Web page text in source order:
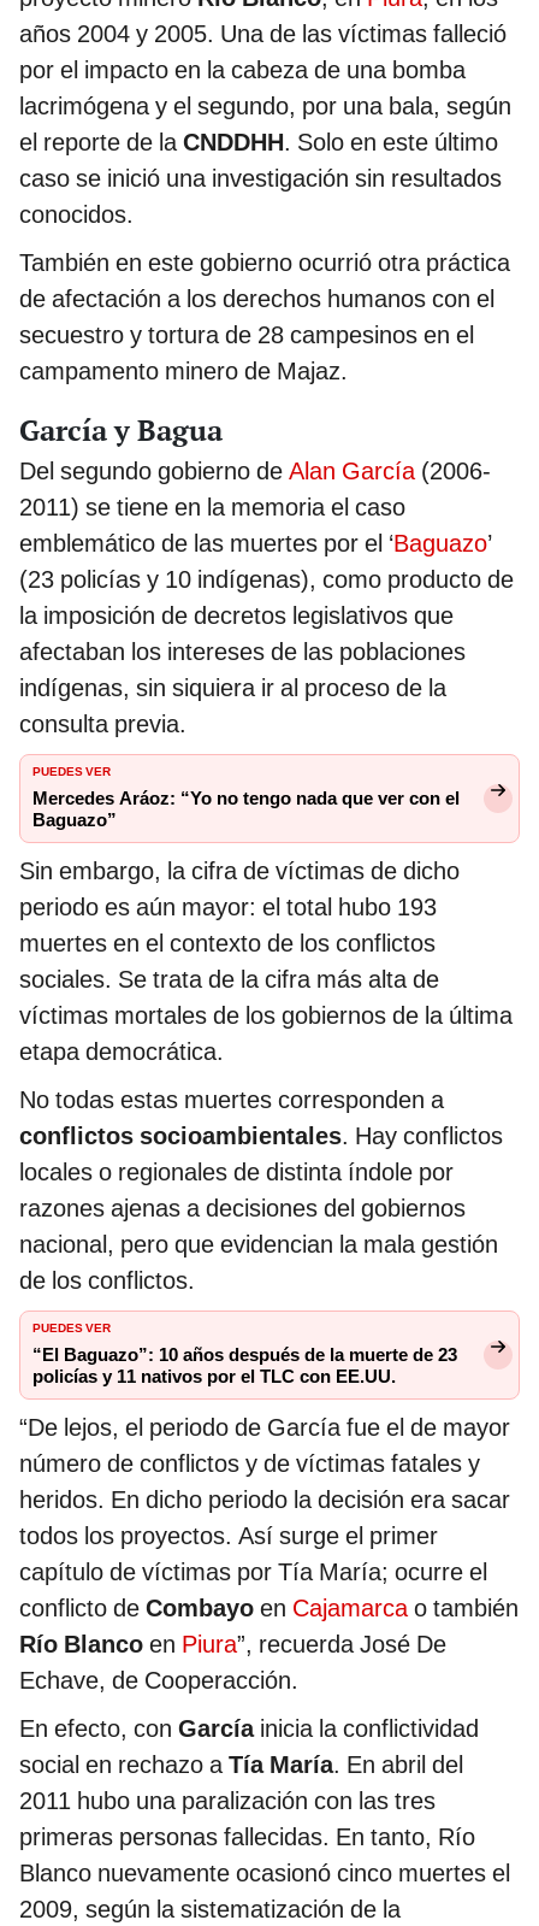
años 2004 y 2005. Una de las víctimas falleció
por el impacto en la cabeza de una bomba
lacrimógena y el segundo, por una bala, según
el reporte de laCNDDHH. Solo en este último
caso se inició una investigación sin resultados
conocidos.
También en este gobierno ocurrió otra práctica
de afectación a los derechos humanos con el
secuestro y tortura de 28 campesinos en el
campamento minero de Majaz.
García y Bagua
Del segundo gobierno de Alan García (2006-
2011) se tiene en la memoria el caso
emblemático de las muertes por el ‘Baguazo’
(23 policías y 10 indígenas), como producto de
la imposición de decretos legislativos que
afectaban los intereses de las poblaciones
indígenas, sin siquiera ir al proceso de la
consulta previa.
PUEDES VER
Mercedes Aráoz: “Yo no tengo nada que ver con el
Baguazo”
Sin embargo, la cifra de víctimas de dicho
periodo es aún mayor: el total hubo 193
muertes en el contexto de los conflictos
sociales. Se trata de la cifra más alta de
víctimas mortales de los gobiernos de la última
etapa democrática.
No todas estas muertes corresponden a
conflictos socioambientales. Hay conflictos
locales o regionales de distinta índole por
razones ajenas a decisiones del gobiernos
nacional, pero que evidencian la mala gestión
de los conflictos.
PUEDES VER
“El Baguazo”: 10 años después de la muerte de 23
policías y 11 nativos por el TLC con EE.UU.
“De lejos, el periodo de García fue el de mayor
número de conflictos y de víctimas fatales y
heridos. En dicho periodo la decisión era sacar
todos los proyectos. Así surge el primer
capítulo de víctimas por Tía María; ocurre el
conflicto de Combayo en Cajamarcao también
Río Blanco en Piura”, recuerda José De
Echave, de Cooperacción.
En efecto, con García inicia la conflictividad
social en rechazo aTía María. En abril del
2011 hubo una paralización con las tres
primeras personas fallecidas. En tanto, Río
Blanco nuevamente ocasionó cinco muertes el
2009, según la sistematización de la